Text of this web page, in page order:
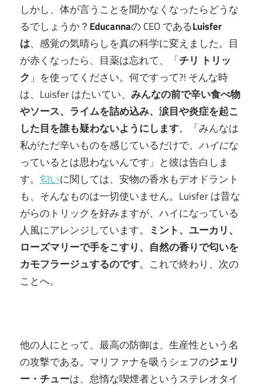
しかし、体が言うことを聞かなくなったらどうな
るでしょうか？Educannaの CEO であるLuisfer
は、感覚の気晴らしを真の科学に変えました。目
が赤くなったら、目薬は忘れて、「チリ トリッ
ク 」を使ってください。何ですって?! そんな時
は、Luisfer はたいてい、 みんなの前で辛い食べ物
やソース、ライムを詰め込み、涙目や炎症を起こ
した目を誰も疑わないようにします。「みんなは
私がただ辛いものを感じているだけで、 ハイにな
っているとは思わないんです」と彼は告白しま
す。 匂いに関しては、安物の香水もデオドラント
も、そんなものは一切使いません。Luisfer は昔な
がらのトリックを好みますが、ハイになっている
人風にアレンジしています。 ミント、ユーカリ、
ローズマリーで手をこすり、自然の香りで匂いを
カモフラージュするのです。これで終わり、次の
ことへ。
他の人にとって、最高の防御は、生産性という名
の攻撃である。マリファナを吸うシェフのジェリ
ー・チューは、怠惰な喫煙者というステレオタイ